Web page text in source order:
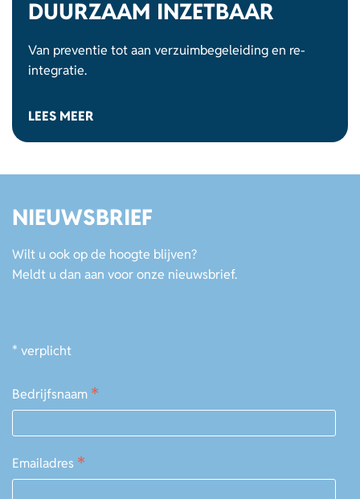
DUURZAAM INZETBAAR
Van preventie tot aan verzuimbegeleiding en re-
integratie.
LEES MEER
NIEUWSBRIEF
Wilt u ook op de hoogte blijven?
Meldt u dan aan voor onze nieuwsbrief.
* verplicht
Bedrijfsnaam *
Emailadres *